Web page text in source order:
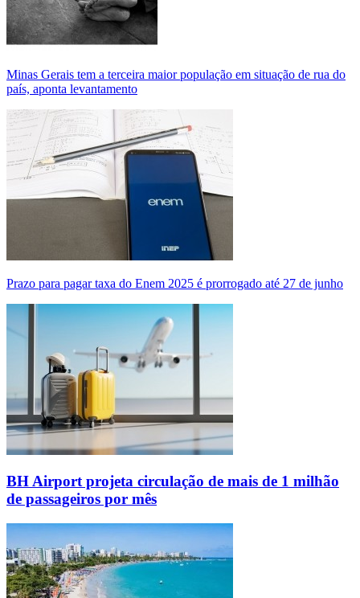
Minas Gerais tem a terceira maior população em situação de rua do
país, aponta levantamento
Prazo para pagar taxa do Enem 2025 é prorrogado até 27 de junho
BH Airport projeta circulação de mais de 1 milhão
de passageiros por mês